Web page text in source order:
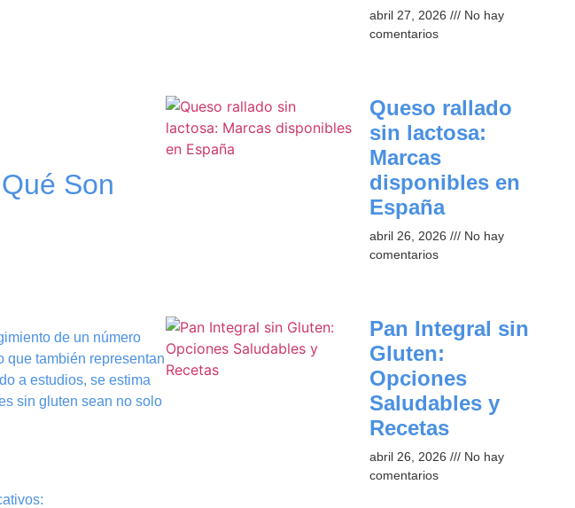
Son
de un número
que también representan
a estudios, se estima
sin gluten sean no solo
abril 27, 2026
No hay
comentarios
Queso rallado
sin lactosa:
Marcas
disponibles en
España
abril 26, 2026
No hay
comentarios
Pan Integral sin
Gluten:
Opciones
Saludables y
Recetas
abril 26, 2026
No hay
comentarios